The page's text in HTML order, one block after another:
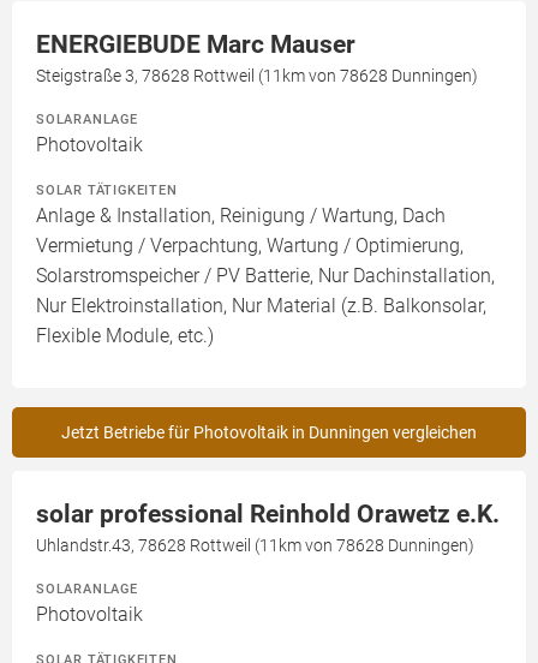
ENERGIEBUDE Marc Mauser
Steigstraße 3, 78628 Rottweil (11km von 78628 Dunningen)
SOLARANLAGE
Photovoltaik
SOLAR TÄTIGKEITEN
Anlage & Installation, Reinigung / Wartung, Dach
Vermietung / Verpachtung, Wartung / Optimierung,
Solarstromspeicher / PV Batterie, Nur Dachinstallation,
Nur Elektroinstallation, Nur Material (z.B. Balkonsolar,
Flexible Module, etc.)
Jetzt Betriebe für Photovoltaik in Dunningen vergleichen
solar professional Reinhold Orawetz e.K.
Uhlandstr.43, 78628 Rottweil (11km von 78628 Dunningen)
SOLARANLAGE
Photovoltaik